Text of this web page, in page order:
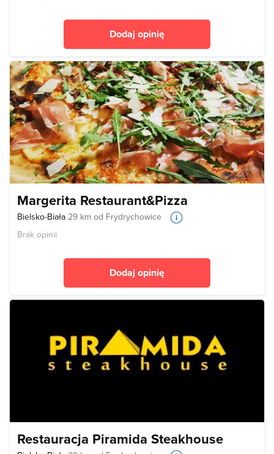
Dodaj opinię
Margerita Restaurant&Pizza
Bielsko-Biała 29 km od Frydrychowice
Brak opinii
Dodaj opinię
Restauracja Piramida Steakhouse